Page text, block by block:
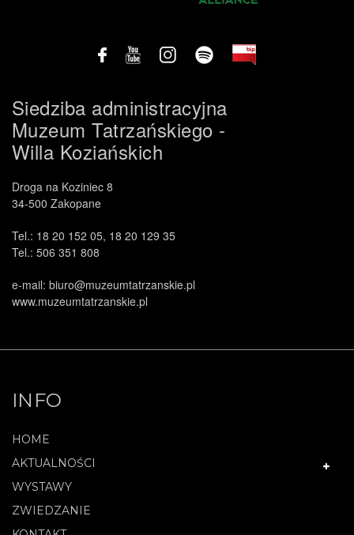
Siedziba administracyjna
Muzeum Tatrzańskiego -
Willa Koziańskich
Droga na Koziniec 8
34-500 Zakopane
Tel.: 18 20 152 05, 18 20 129 35
Tel.: 506 351 808
e-mail: biuro@muzeumtatrzanskie.pl
www.muzeumtatrzanskie.pl
INFO
HOME
AKTUALNOŚCI
WYSTAWY
ZWIEDZANIE